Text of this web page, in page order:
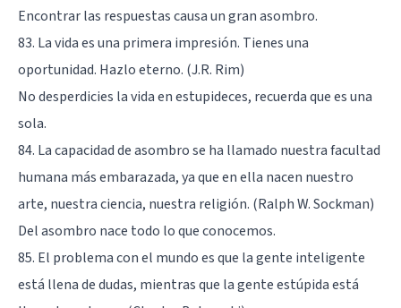
Encontrar las respuestas causa un gran asombro.
83. La vida es una primera impresión. Tienes una
oportunidad. Hazlo eterno. (J.R. Rim)
No desperdicies la vida en estupideces, recuerda que es una
sola.
84. La capacidad de asombro se ha llamado nuestra facultad
humana más embarazada, ya que en ella nacen nuestro
arte, nuestra ciencia, nuestra religión. (Ralph W. Sockman)
Del asombro nace todo lo que conocemos.
85. El problema con el mundo es que la gente inteligente
está llena de dudas, mientras que la gente estúpida está